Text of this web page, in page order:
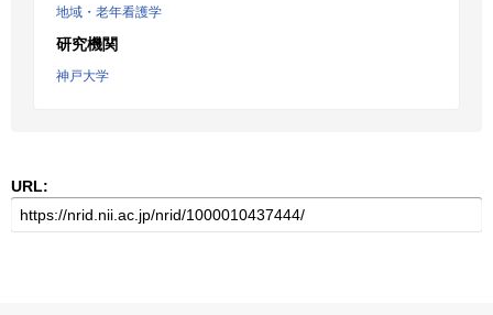
地域・老年看護学
研究機関
神戸大学
URL: